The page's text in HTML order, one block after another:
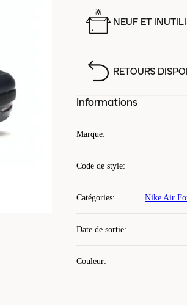
NEUF ET
RETOURS
Informations
Marque:
Code de style:
Catégories: Nike Air
Date de sortie:
Couleur: